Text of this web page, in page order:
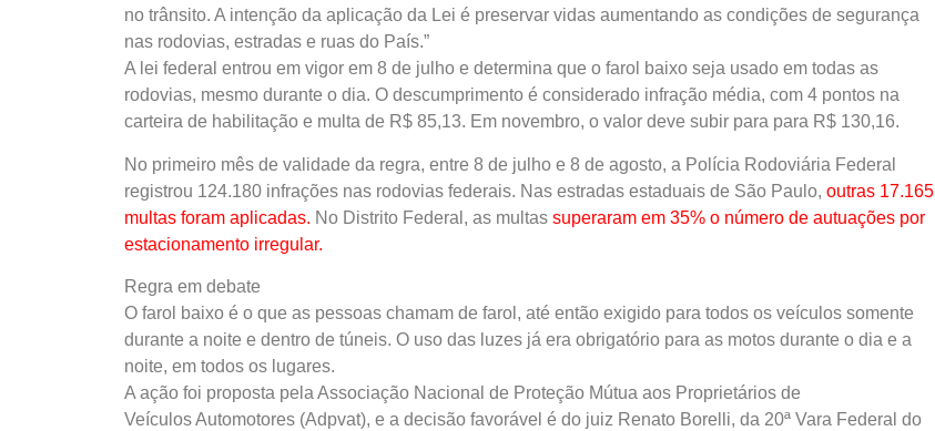
no trânsito. A intenção da aplicação da Lei é preservar vidas aumentando as condições de segurança
nas rodovias, estradas e ruas do País.”
A lei federal entrou em vigor em 8 de julho e determina que o farol baixo seja usado em todas as
rodovias, mesmo durante o dia. O descumprimento é considerado infração média, com 4 pontos na
carteira de habilitação e multa de R$ 85,13. Em novembro, o valor deve subir para para R$ 130,16.
No primeiro mês de validade da regra, entre 8 de julho e 8 de agosto, a Polícia Rodoviária Federal
registrou 124.180 infrações nas rodovias federais. Nas estradas estaduais de São Paulo, outras 17.165
multas foram aplicadas. No Distrito Federal, as multas superaram em 35% o número de autuações por
estacionamento irregular.
Regra em debate
O farol baixo é o que as pessoas chamam de farol, até então exigido para todos os veículos somente
durante a noite e dentro de túneis. O uso das luzes já era obrigatório para as motos durante o dia e a
noite, em todos os lugares.
A ação foi proposta pela Associação Nacional de Proteção Mútua aos Proprietários de
Veículos Automotores (Adpvat), e a decisão favorável é do juiz Renato Borelli, da 20ª Vara Federal do